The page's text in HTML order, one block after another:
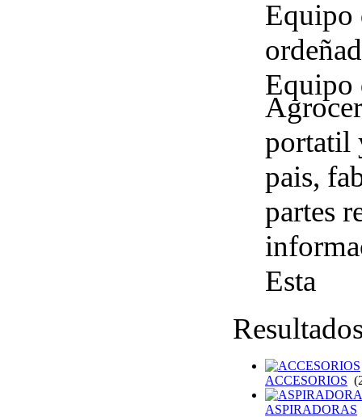
Equipo
Equipo
portatil
pais,
partes
Esta
ACCESORIOS
ASPIRADORAS